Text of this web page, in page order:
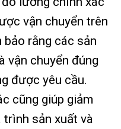
vận chuyển trên
bảo rằng các sản
vận chuyển đúng
được yêu cầu.
cũng giúp giảm
sản xuất và